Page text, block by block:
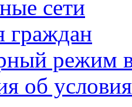
сети
граждан
режим
об